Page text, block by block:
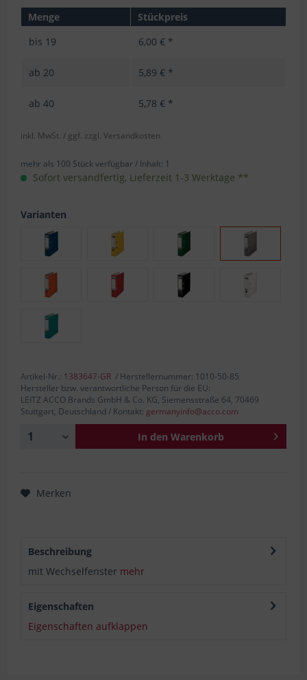
Menge
Stückpreis
bis 19 6,00 € *
ab 20 5,89 € *
ab 40 5,78 € *
inkl. MwSt. / ggf. zzgl. Versandkosten
mehr als 100 Stück verfügbar / Inhalt: 1
Sofort versandfertig, Lieferzeit 1-3 Werktage **
Varianten
Artikel-Nr.: 1383647-GR / Herstellernummer: 1010-50-85
Hersteller bzw. verantwortliche Person für die EU:
LEITZ ACCO Brands GmbH & Co. KG, Siemensstraße 64, 70469
Stuttgart, Deutschland / Kontakt: germanyinfo@acco.com
In den Warenkorb
Merken
Beschreibung
mit Wechselfenster mehr
Eigenschaften
Eigenschaften aufklappen